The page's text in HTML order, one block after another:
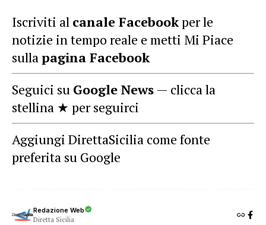
Iscriviti al canale Facebookper le
notizie in tempo reale e metti Mi Piace
sullapagina Facebook
Seguici su Google News — clicca la
stellina ★ per seguirci
Aggiungi DirettaSicilia come fonte
preferita su Google
Redazione Web
Diretta Sicilia